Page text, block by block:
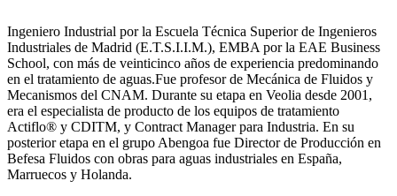
Ingeniero Industrial por la Escuela Técnica Superior de Ingenieros
Industriales de Madrid (E.T.S.I.I.M.), EMBA por la EAE Business
School, con más de veinticinco años de experiencia predominando
en el tratamiento de aguas.Fue profesor de Mecánica de Fluidos y
Mecanismos del CNAM. Durante su etapa en Veolia desde 2001,
era el especialista de producto de los equipos de tratamiento
Actiflo® y CDITM, y Contract Manager para Industria. En su
posterior etapa en el grupo Abengoa fue Director de Producción en
Befesa Fluidos con obras para aguas industriales en España,
Marruecos y Holanda.